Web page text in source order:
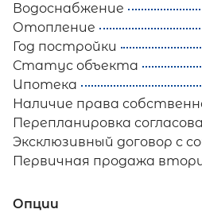
Водоснабжение
Отопление
Год постройки
Статус объекта
Ипотека
Наличие права
Перепланировка
Эксклюзивный договор с
Первичная продажа
Опции